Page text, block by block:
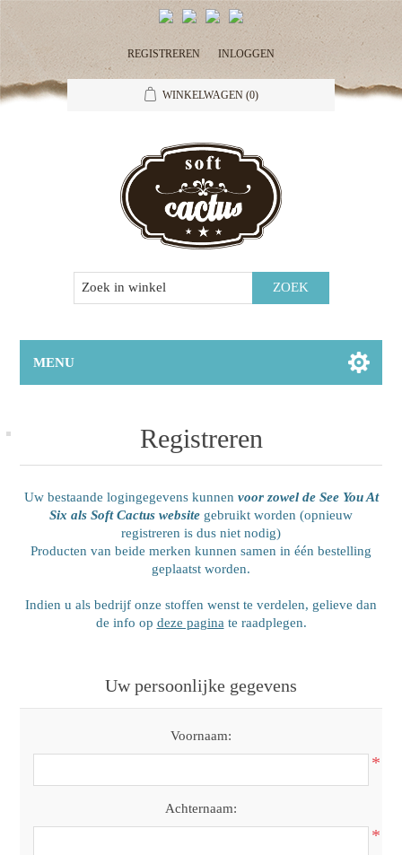
REGISTREREN INLOGGEN
WINKELWAGEN (0)
MENU
Registreren
Uw bestaande logingegevens kunnen voor zowel de See You At
Six als Soft Cactus website gebruikt worden (opnieuw
registreren is dus niet nodig)
Producten van beide merken kunnen samen in één bestelling
geplaatst worden.
Indien u als bedrijf onze stoffen wenst te verdelen, gelieve dan
de info op deze pagina te raadplegen.
Uw persoonlijke gegevens
Voornaam:
*
Achternaam:
*